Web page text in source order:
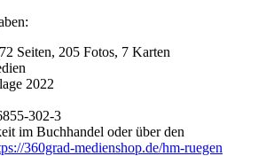
Seiten, 205 Fotos, 7 Karten
2022
302-3
im Buchhandel oder über den
360grad-medienshop.de/hm-ruegen